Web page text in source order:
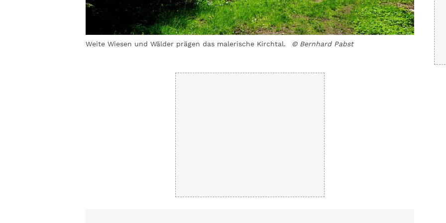
Weite Wiesen und Wälder prägen das malerische Kirchtal. © Bernhard Pabst Eine